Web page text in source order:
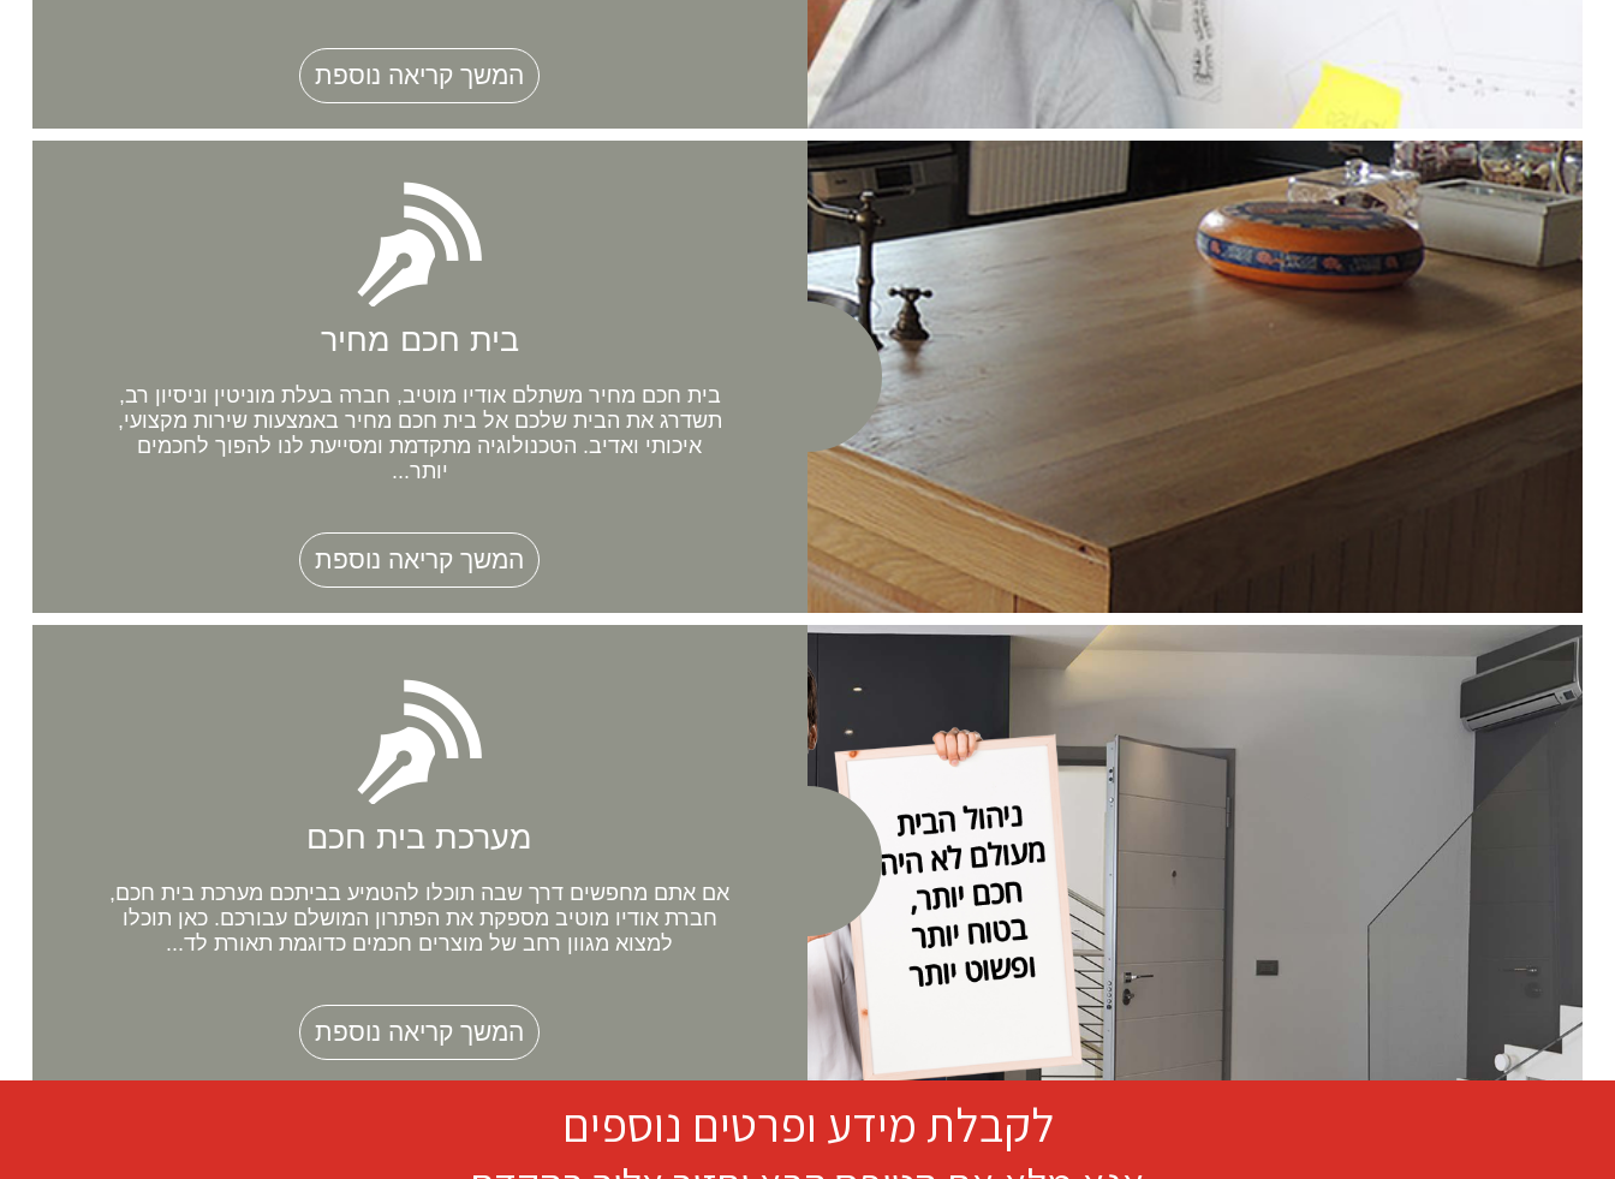
המשך קריאה נוספת
בית חכם מחיר
בית חכם מחיר משתלם אודיו מוטיב, חברה בעלת מוניטין וניסיון רב,
תשדרג את הבית שלכם אל בית חכם מחיר באמצעות שירות מקצועי,
איכותי ואדיב. הטכנולוגיה מתקדמת ומסייעת לנו להפוך לחכמים
יותר...
המשך קריאה נוספת
מערכת בית חכם
אם אתם מחפשים דרך שבה תוכלו להטמיע בביתכם מערכת בית חכם,
חברת אודיו מוטיב מספקת את הפתרון המושלם עבורכם. כאן תוכלו
למצוא מגוון רחב של מוצרים חכמים כדוגמת תאורת לד...
המשך קריאה נוספת
לקבלת מידע ופרטים נוספים